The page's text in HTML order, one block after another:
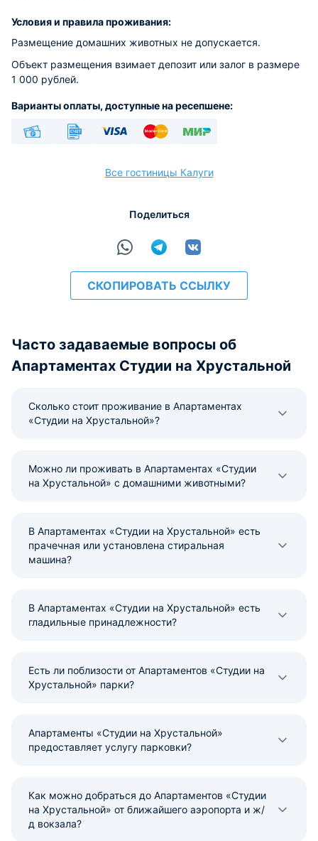
Условия и правила проживания:
Размещение домашних животных не допускается.
Объект размещения взимает депозит или залог в размере
1 000 рублей.
Варианты оплаты, доступные на ресепшене:
Все гостиницы Калуги
Поделиться
СКОПИРОВАТЬ ССЫЛКУ
Часто задаваемые вопросы об
Апартаментах Студии на Хрустальной
Сколько стоит проживание в Апартаментах
«Студии на Хрустальной»?
Можно ли проживать в Апартаментах «Студии
на Хрустальной» с домашними животными?
В Апартаментах «Студии на Хрустальной» есть
прачечная или установлена стиральная
машина?
В Апартаментах «Студии на Хрустальной» есть
гладильные принадлежности?
Есть ли поблизости от Апартаментов «Студии на
Хрустальной» парки?
Апартаменты «Студии на Хрустальной»
предоставляет услугу парковки?
Как можно добраться до Апартаментов «Студии
на Хрустальной» от ближайшего аэропорта и ж/
д вокзала?